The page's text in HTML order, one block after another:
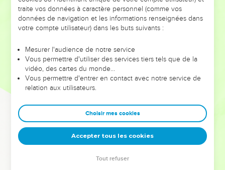
ET SI LEURS ERREURS POUVAIENT VOUS ÉVITER LES
VOTRES ?
leur foi ou leur vision. Mais on voit moins les doutes, les erreurs
et les saisons difficiles qu'ils ont traversés, alors même que ce
sont elles qui les ont façonnés.
Dans cette conférence, leaders, entrepreneurs, et responsables
clés pour avancer avec plus de sagesse afin que leurs erreurs
deviennent vos tremplins. Que vous guidiez un ministère, une
équipe, un groupe ou une famille, leur expérience est faite
pour vous.
traite vos données à caractère personnel (comme vos
données de navigation et les informations renseignées dans
votre compte utilisateur) dans les buts suivants :
Mesurer l'audience de notre service
Vous permettre d'utiliser des services tiers tels que de la
vidéo, des cartes du monde…
Vous permettre d'entrer en contact avec notre service de
relation aux utilisateurs.
Choisir mes cookies
Accepter tous les cookies
Tout refuser